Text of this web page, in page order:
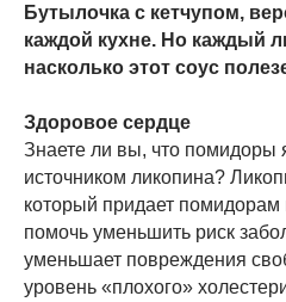
Бутылочка с кетчупом,
каждой кухне. Но каждый
насколько этот соус
Здоровое сердце
Знаете ли вы, что помидоры
источником ликопина?
который придает
помочь уменьшить риск
уменьшает повреждения
уровень «плохого»